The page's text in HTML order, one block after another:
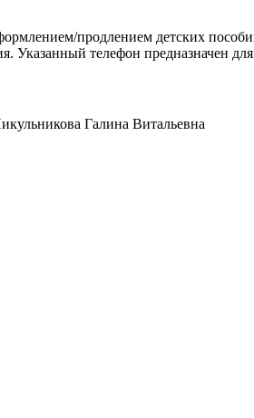
продлением детских
телефон предназначен
Галина Витальевна